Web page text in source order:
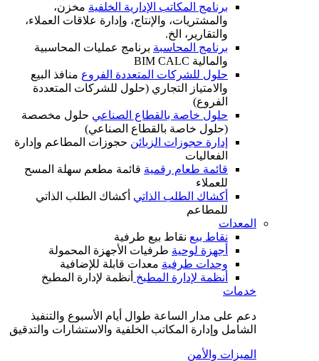
برنامج المكاتب الإدارية الخلفية مخزن،
والمشتريات، والإنتاج، وإدارة علاقات العملاء،
والتقارير، الخ.
برنامج المحاسبة برنامج عمليات المحاسبية
والمالية BIM CALC
حلول للشركات المتعددة الفروع منافذ البيع
والامتياز التجاري (حلول للشركات المتعددة
الفروع)
حلول خاصة بالقطاع الصناعي حلول مخصصة
(حلول خاصة بالقطاع الصناعي)
إدارة حجوزات الزبائن حجوزات المطاعم وإدارة
الفعاليات
قائمة طعام رقمية قائمة مطعم سهلة المسح
للعملاء
أكشاك الطلب الذاتي أكشاك الطلب الذاتي
للمطاعم
المعدات
نقاط بيع نقاط بيع طرفية
أجهزة لوحية طرفيات الأجهزة المحمولة
وحدات طرفية معدات قابلة للإضافية
أنظمة لإدارة المطبخ أنظمة لإدارة المطبخ
خدمات
دعم على مدار الساعة طوال أيام الأسبوع والتنفيذ
الشامل وإدارة المكاتب الخلفية والاستشارات والتدقيق
الميزات والأمن